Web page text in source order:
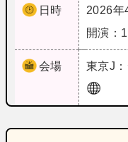
日時
2026年
開演：
会場 東京J